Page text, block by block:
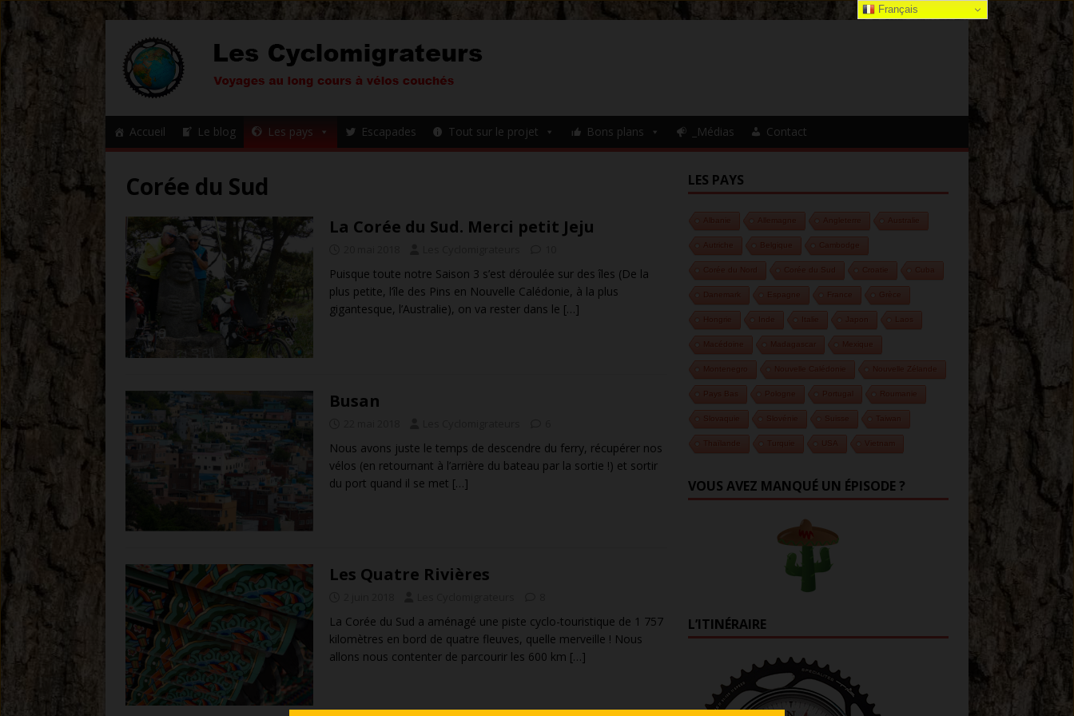
Accueil Le blog Les pays Escapades Tout sur le projet Bons plans _Médias Contact
Corée du Sud
La Corée du Sud. Merci petit Jeju
Puisque toute notre Saison 3 s’est déroulée sur des îles (De la
plus petite, l’île des Pins en Nouvelle Calédonie, à la plus
gigantesque, l’Australie), on va rester dans le […]
Busan
Nous avons juste le temps de descendre du ferry, récupérer nos
vélos (en retournant à l’arrière du bateau par la sortie !) et sortir
du port quand il se met […]
Les Quatre Rivières
La Corée du Sud a aménagé une piste cyclo-touristique de 1 757
kilomètres en bord de quatre fleuves, quelle merveille ! Nous
allons nous contenter de parcourir les 600 km […]
LES PAYS
Albanie Allemagne Angleterre Australie
Autriche Belgique
Corée du Nord Corée du Sud
Danemark Espagne France Grèce
Hongrie
Macédoine Madagascar Mexique
Montenegro Nouvelle Calédonie Nouvelle Zélande
Pays Bas Pologne Portugal Roumanie
Slovaquie Slovénie Suisse Taiwan
Thaïlande USA Vietnam
VOUS AVEZ MANQUÉ UN ÉPISODE ?
L’ITINÉRAIRE
Français